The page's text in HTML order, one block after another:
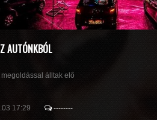
AUTÓNKBÓL
álltak elő
17:29 --------